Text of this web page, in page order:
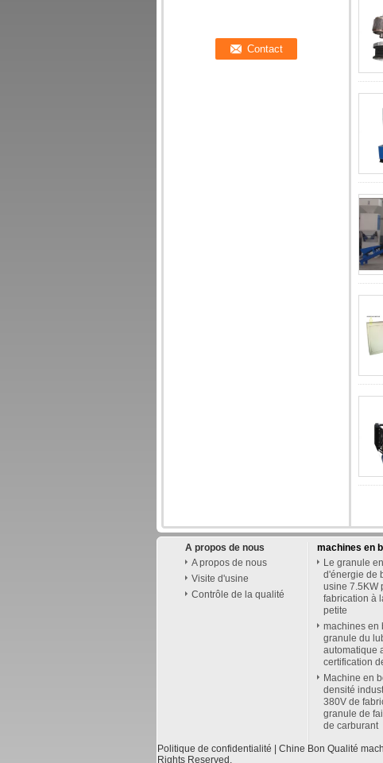
A propos de nous
A propos de nous
Visite d'usine
Contrôle de la qualité
machines en
Le granule
d'énergie de
usine 7.5KW
fabrication à
petite
machines en
granule du
automatique
certification
Machine en
densité
380V de
granule de
de carburant
Politique de confidentialité | Chine Bon Qualité
Rights Reserved.